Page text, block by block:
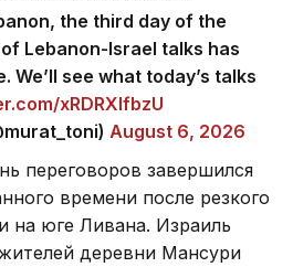
the third day of the
Lebanon-Israel talks has
We’ll see what today’s talks
xRDRXlfbzU
August 6, 2026
переговоров завершился
времени после резкого
на юге Ливана. Израиль
деревни Мансури